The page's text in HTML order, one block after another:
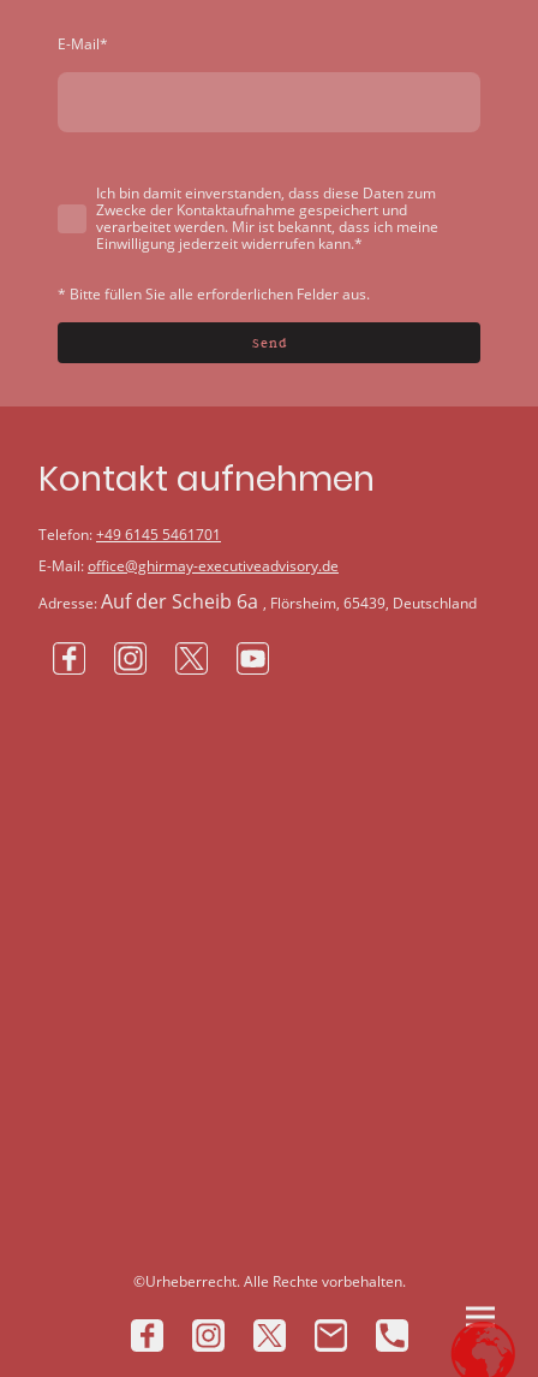
E-Mail*
Ich bin damit einverstanden, dass diese Daten zum
Zwecke der Kontaktaufnahme gespeichert und
verarbeitet werden. Mir ist bekannt, dass ich meine
Einwilligung jederzeit widerrufen kann.*
* Bitte füllen Sie alle erforderlichen Felder aus.
Send
Kontakt aufnehmen
Telefon:+496145 5461701
E-Mail:office@ghirmay-executiveadvisory.de
Adresse:Auf der Scheib 6a , Flörsheim, 65439, Deutschland
©Urheberrecht. Alle Rechte vorbehalten.